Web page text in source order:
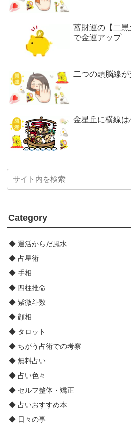
蓄財運の【二
で金運アップ
二つの頭脳線
金星丘に横線は
Category
◆ 運活からだ風水
◆ 占星術
◆ 手相
◆ 四柱推命
◆ 紫微斗数
◆ 顔相
◆ タロット
◆ ちがう占術での考察
◆ 無料占い
◆ 占い色々
◆ セルフ整体・矯正
◆ 占いおすすめ本
◆ 日々の事